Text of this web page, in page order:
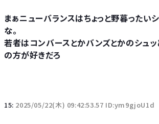
まぁニューバランスはちょっと野暮ったい
な。
若者はコンバースとかバンズとかのシュッ
の方が好きだろ
15: 2025/05/22(木) 09:42:53.57 ID:ym9gjoU1d